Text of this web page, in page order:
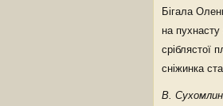
Бігала
на пухнасту
сріблястої
сніжинка
В.